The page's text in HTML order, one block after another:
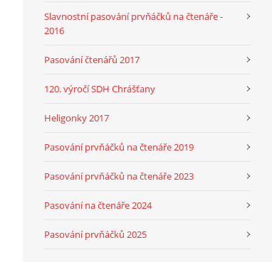
Slavnostní pasování prvňáčků na čtenáře -
2016
Pasování čtenářů 2017
120. výročí SDH Chrášťany
Heligonky 2017
Pasování prvňáčků na čtenáře 2019
Pasování prvňáčků na čtenáře 2023
Pasování na čtenáře 2024
Pasování prvňáčků 2025